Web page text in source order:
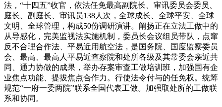
法，“十四五”收官，依法任免最高副院长、审讯委员会委员、
庭长、副庭长、审讯员138人次，全球成长、全球平安、全球
文明、全球管理，构成50份调研演讲。阐扬正在立法工做中的
从导感化，完美监视法实施机制，委员长会议组员带队，点窜
反不合理合作法、平易近用航空法，是国务院、国度监察委员
会、最高、最高人平易近查察院和处所各级及其常委会亲近共
同、通力协做的成果，举办存案审查工做培训班，加强国有企
业焦点功能、提拔焦点合作力。行使法令付与的任免权。统筹
规范“一府一委两院”联系全国代表工做。加强取处所的工做联
系和协同。